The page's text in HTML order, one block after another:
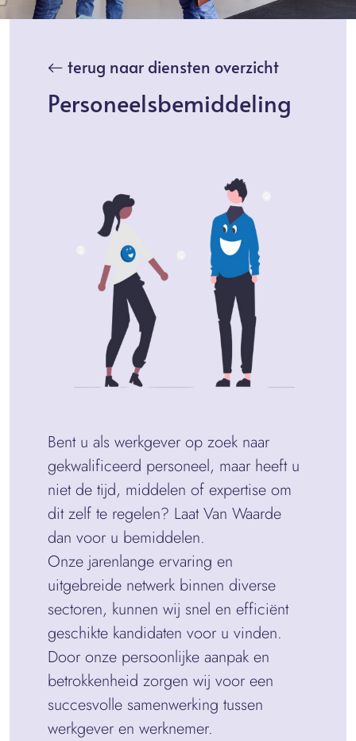
terug naar diensten overzicht
Personeelsbemiddeling
Bent u als werkgever op zoek naar
gekwalificeerd personeel, maar heeft u
niet de tijd, middelen of expertise om
dit zelf te regelen? Laat Van Waarde
dan voor u bemiddelen.
Onze jarenlange ervaring en
uitgebreide netwerk binnen diverse
sectoren, kunnen wij snel en efficiënt
geschikte kandidaten voor u vinden.
Door onze persoonlijke aanpak en
betrokkenheid zorgen wij voor een
succesvolle samenwerking tussen
werkgever en werknemer.